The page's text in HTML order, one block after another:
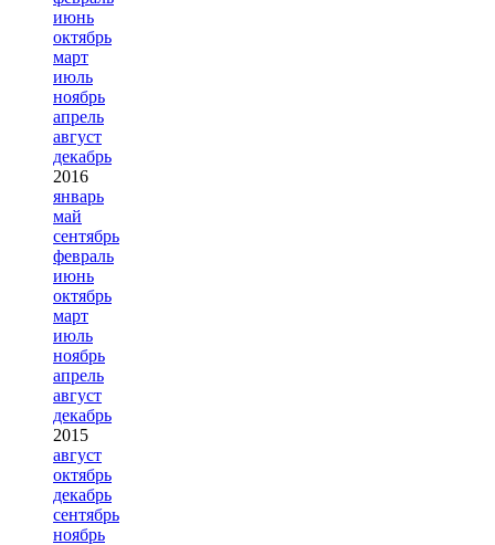
июнь
октябрь
март
июль
ноябрь
апрель
август
декабрь
2016
январь
май
сентябрь
февраль
июнь
октябрь
март
июль
ноябрь
апрель
август
декабрь
2015
август
октябрь
декабрь
сентябрь
ноябрь